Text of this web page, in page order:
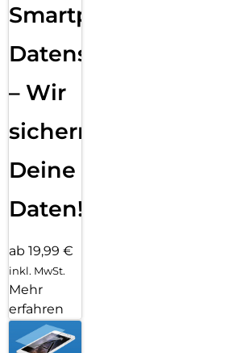
Smartphone
Datensicherung
– Wir
sichern
Deine
Daten!
ab 19,99 €
inkl. MwSt.
Mehr
erfahren